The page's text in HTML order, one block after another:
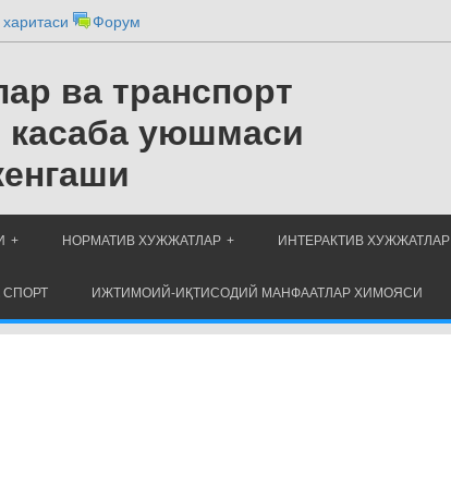
Форум
ва транспорт
касаба уюшмаси
НОРМАТИВ ХУЖЖАТЛАР ИНТЕРАКТИВ ХУЖЖАТЛАР
СПОРТ ИЖТИМОИЙ-ИҚТИСОДИЙ МАНФААТЛАР ХИМОЯСИ